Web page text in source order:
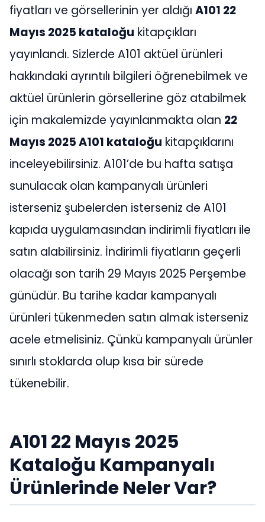
fiyatları ve görsellerinin yer aldığı A101 22
Mayıs 2025 kataloğu kitapçıkları
yayınlandı. Sizlerde A101 aktüel ürünleri
hakkındaki ayrıntılı bilgileri öğrenebilmek ve
aktüel ürünlerin görsellerine göz atabilmek
için makalemizde yayınlanmakta olan 22
Mayıs 2025 A101 kataloğu kitapçıklarını
inceleyebilirsiniz. A101’de bu hafta satışa
sunulacak olan kampanyalı ürünleri
isterseniz şubelerden isterseniz de A101
kapıda uygulamasından indirimli fiyatları ile
satın alabilirsiniz. İndirimli fiyatların geçerli
olacağı son tarih 29 Mayıs 2025 Perşembe
günüdür. Bu tarihe kadar kampanyalı
ürünleri tükenmeden satın almak isterseniz
acele etmelisiniz. Çünkü kampanyalı ürünler
sınırlı stoklarda olup kısa bir sürede
tükenebilir.
A101 22 Mayıs 2025
Kataloğu Kampanyalı
Ürünlerinde Neler Var?